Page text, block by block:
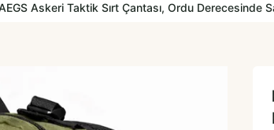
Askeri Taktik Sırt Çantası, Ordu Derecesinde